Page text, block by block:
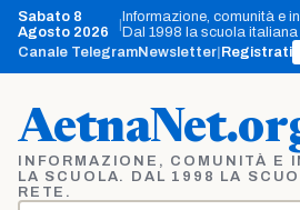
Vai
contenuto
Sabato 8
Agosto 2026
Informazione, comunità e
Dal 1998 la scuola italiana
Canale TelegramNewsletter Registrati
INFORMAZIONE, COMUNITÀ E
LA SCUOLA. DAL 1998 LA
RETE.